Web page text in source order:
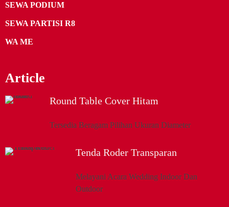
SEWA PODIUM
SEWA PARTISI R8
WA ME
Article
Round Table Cover Hitam
Tersedia Beragam Pilihan Ukuran Diameter
Tenda Roder Transparan
Melayani Acara Wedding Indoor Dan
Outdoor